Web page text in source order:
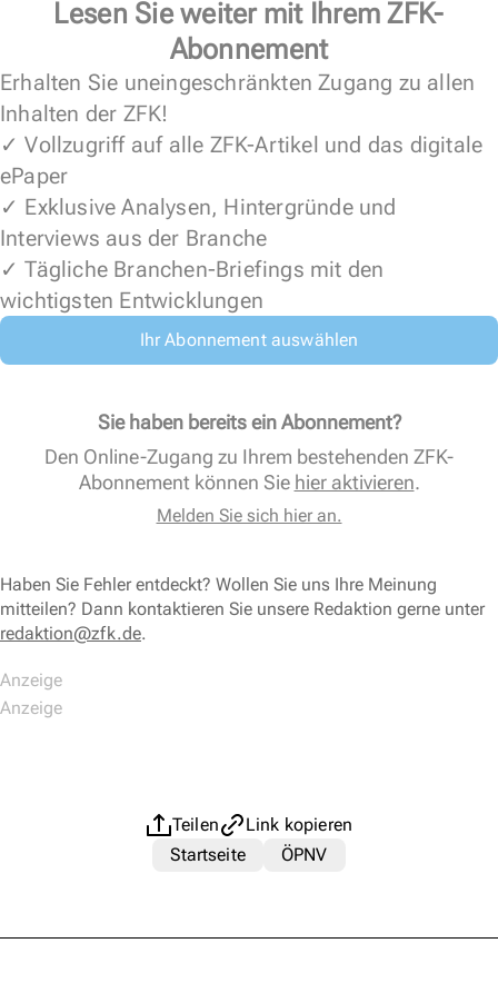
Lesen Sie weiter mit Ihrem ZFK-
Abonnement
Erhalten Sie uneingeschränkten Zugang zu allen
Inhalten der ZFK!
✓ Vollzugriff auf alle ZFK-Artikel und das digitale
ePaper
✓ Exklusive Analysen, Hintergründe und
Interviews aus der Branche
✓ Tägliche Branchen-Briefings mit den
wichtigsten Entwicklungen
Ihr Abonnement auswählen
Sie haben bereits ein Abonnement?
Den Online-Zugang zu Ihrem bestehenden ZFK-
Abonnement können Sie hier aktivieren.
Melden Sie sich hier an.
Haben Sie Fehler entdeckt? Wollen Sie uns Ihre Meinung
mitteilen? Dann kontaktieren Sie unsere Redaktion gerne unter
redaktion@zfk.de.
Teilen
Link kopieren
Startseite
ÖPNV